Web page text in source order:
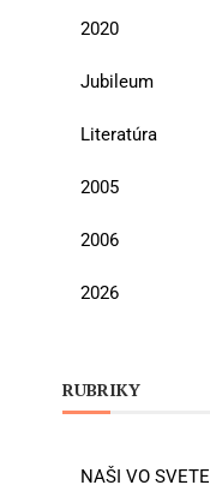
2020
Jubileum
Literatúra
2005
2006
2026
RUBRIKY
NAŠI VO SVETE